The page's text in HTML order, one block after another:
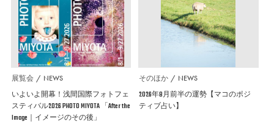
展覧会 NEWS
いよいよ開幕！浅間国際フォトフェ
スティバル2026 PHOTO MIYOTA 「After the
Image｜イメージのその後」
そのほか NEWS
2026年8月前半の運勢【マコのポジ
ティブ占い】